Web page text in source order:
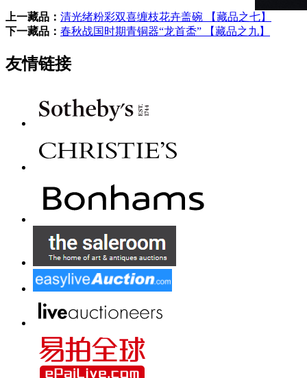
上一藏品： 清光绪粉彩双喜缠枝花卉盖碗 【藏品之七】
下一藏品： 春秋战国时期青铜器“龙首盉” 【藏品之九】
友情链接